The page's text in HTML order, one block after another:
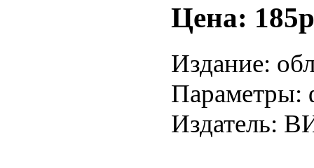
Цена:
Издание:
Параметры:
Издатель: